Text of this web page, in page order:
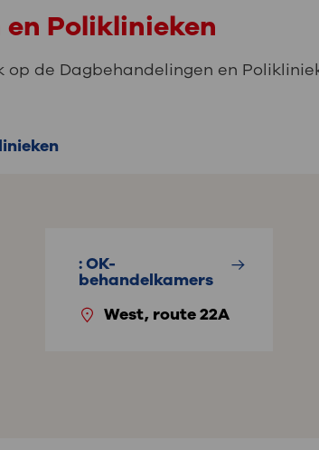
Poliklinieken
op de Dagbehandelingen en
: OK-
behandelkamers
West, route 22A